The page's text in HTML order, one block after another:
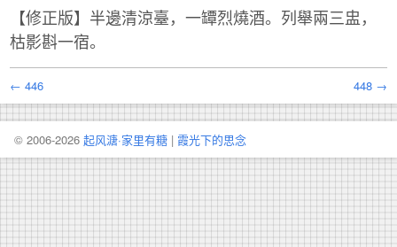
【修正版】半邊清涼臺，一罈烈燒酒。列舉兩三盅，
枯影斟一宿。
← 446 448 →
© 2006-2026 起风溏·家里有糖 | 霞光下的思念